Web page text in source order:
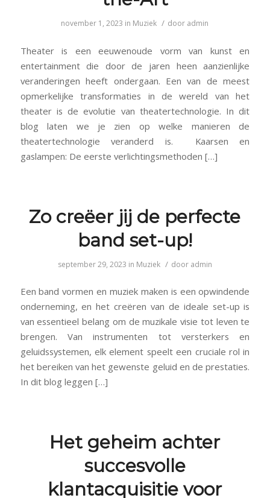
november 1, 2023 in Muziek / door admin
Theater is een eeuwenoude vorm van kunst en
entertainment die door de jaren heen aanzienlijke
veranderingen heeft ondergaan. Een van de meest
opmerkelijke transformaties in de wereld van het
theater is de evolutie van theatertechnologie. In dit
blog laten we je zien op welke manieren de
theatertechnologie veranderd is. Kaarsen en
gaslampen: De eerste verlichtingsmethoden […]
Zo creëer jij de perfecte
band set-up!
september 29, 2023 in Muziek / door admin
Een band vormen en muziek maken is een opwindende
onderneming, en het creëren van de ideale set-up is
van essentieel belang om de muzikale visie tot leven te
brengen. Van instrumenten tot versterkers en
geluidssystemen, elk element speelt een cruciale rol in
het bereiken van het gewenste geluid en de prestaties.
In dit blog leggen […]
Het geheim achter
succesvolle
klantacquisitie voor